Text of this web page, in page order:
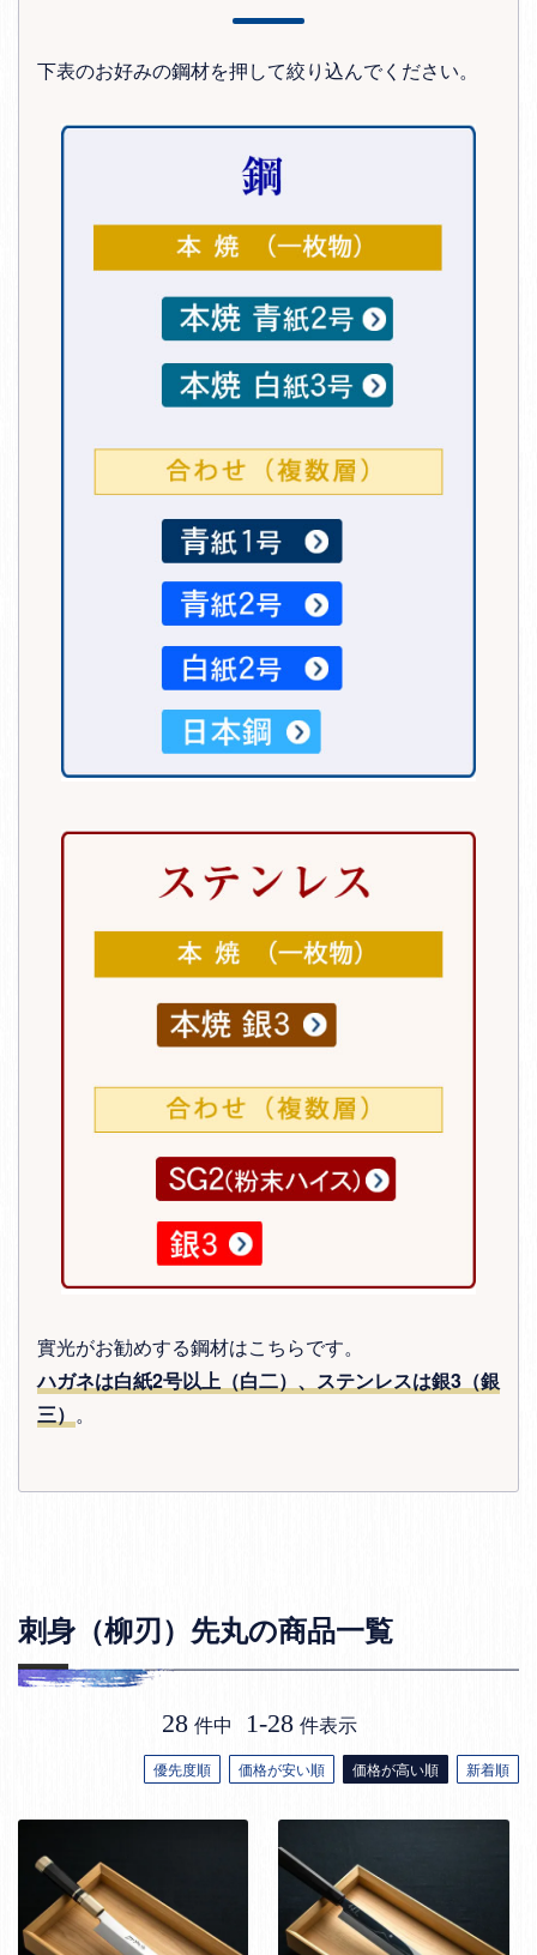
下表のお好みの鋼材を押して絞り込んでください。
實光がお勧めする鋼材はこちらです。
ハガネは白紙2号以上（白二）、ステンレスは銀3（銀
三） 。
刺身（柳刃）先丸の商品一覧
優先度順 価格が安い順 価格が高い順 新着順
28 件中 1-28 件表示